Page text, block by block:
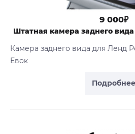
Подробнее
9 000₽
Штатная камера заднего
Камера заднего вида для Ленд
Евок